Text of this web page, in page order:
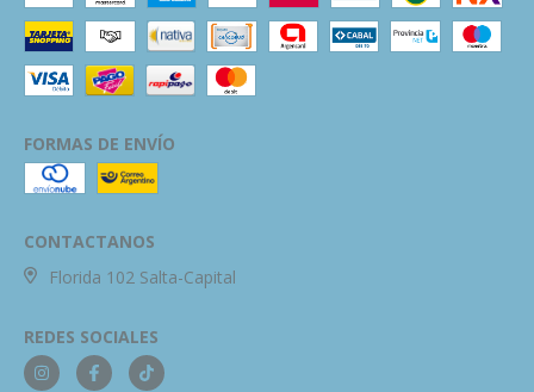
FORMAS DE ENVÍO
CONTACTANOS
Florida 102 Salta-Capital
REDES SOCIALES